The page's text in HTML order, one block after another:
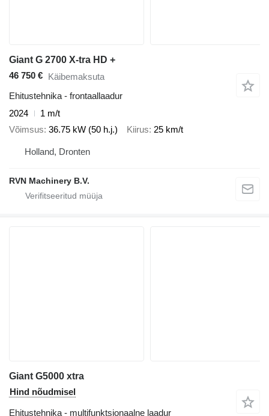
Giant G 2700 X-tra HD +
46 750 € Käibemaksuta
Ehitustehnika - frontaallaadur
2024
1 m/t
Võimsus 36.75 kW (50 h.j.) Kiirus 25 km/t
Holland, Dronten
RVN Machinery B.V.
Giant G5000 xtra
Hind nõudmisel
Ehitustehnika - multifunktsionaalne laadur